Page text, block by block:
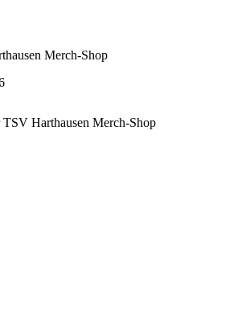
Merch-Shop
TSV Harthausen Merch-Shop